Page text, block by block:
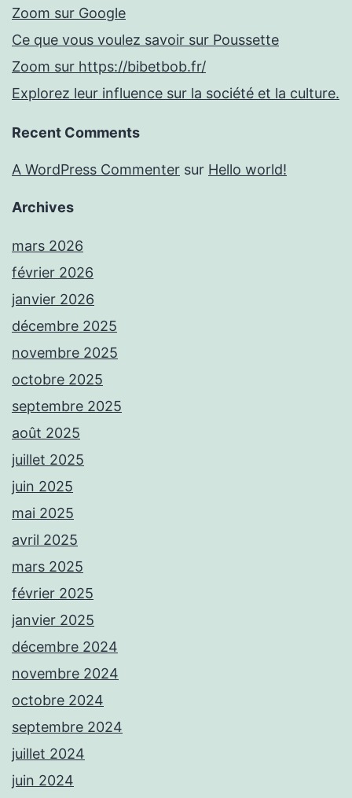
Zoom sur Google
Ce que vous voulez savoir sur Poussette
Zoom sur https://bibetbob.fr/
Explorez leur influence sur la société et la culture.
Recent Comments
A WordPress Commenter sur Hello world!
Archives
mars 2026
février 2026
janvier 2026
décembre 2025
novembre 2025
octobre 2025
septembre 2025
août 2025
juillet 2025
juin 2025
mai 2025
avril 2025
mars 2025
février 2025
janvier 2025
décembre 2024
novembre 2024
octobre 2024
septembre 2024
juillet 2024
juin 2024